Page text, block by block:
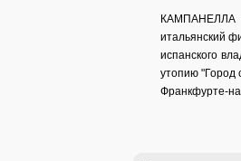
КАМПАНЕЛЛА
итальянский
испанского
утопию "Город
Франкфурте-